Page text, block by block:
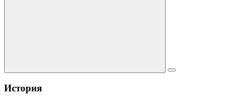
История